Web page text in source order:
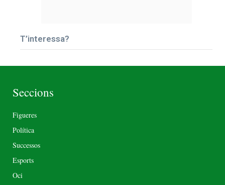
T’interessa?
Seccions
Figueres
Política
Successos
Esports
Oci